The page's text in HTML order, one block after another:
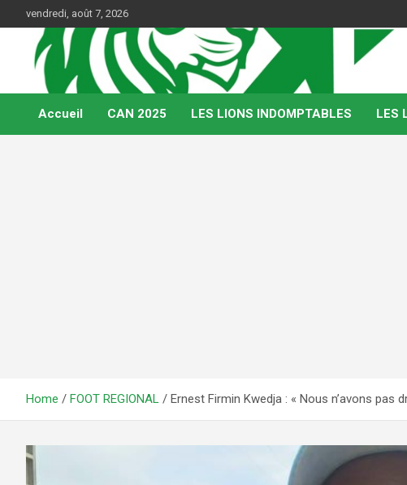
to
content
vendredi, août 7, 2026
Kamerfoot
Web Magazine du football camerounais
Accueil CAN 2025 LES LIONS INDOMPTABLES LES
Home FOOT REGIONAL Ernest Firmin Kwedja : « Nous n’avons pas